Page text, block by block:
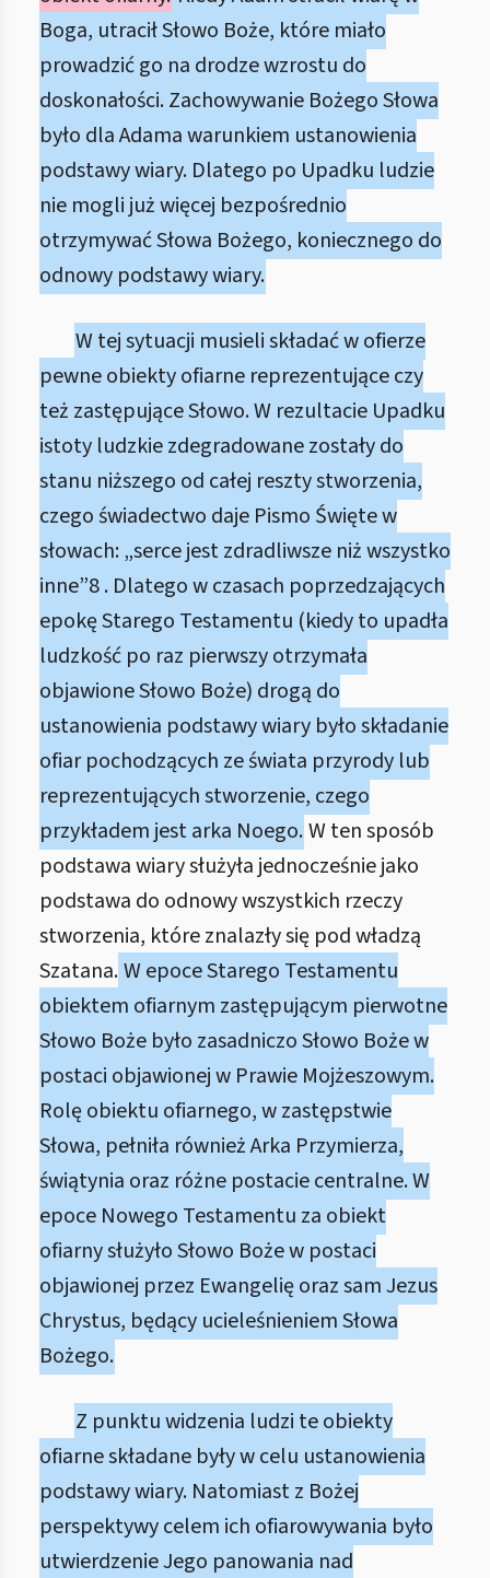
Boga, utracił Słowo Boże, które miało
prowadzić go na drodze wzrostu do
doskonałości. Zachowywanie Bożego Słowa
było dla Adama warunkiem ustanowienia
podstawy wiary. Dlatego po Upadku ludzie
nie mogli już więcej bezpośrednio
otrzymywać Słowa Bożego, koniecznego do
odnowy podstawy wiary.
W tej sytuacji musieli składać w ofierze
pewne obiekty ofiarne reprezentujące czy
też zastępujące Słowo. W rezultacie Upadku
istoty ludzkie zdegradowane zostały do
stanu niższego od całej reszty stworzenia,
czego świadectwo daje Pismo Święte w
słowach: „serce jest zdradliwsze niż wszystko
inne”8 . Dlatego w czasach poprzedzających
epokę Starego Testamentu (kiedy to upadła
ludzkość po raz pierwszy otrzymała
objawione Słowo Boże) drogą do
ustanowienia podstawy wiary było składanie
ofiar pochodzących ze świata przyrody lub
reprezentujących stworzenie, czego
przykładem jest arka Noego.W ten sposób
podstawa wiary służyła jednocześnie jako
podstawa do odnowy wszystkich rzeczy
stworzenia, które znalazły się pod władzą
Szatana.W epoce Starego Testamentu
obiektem ofiarnym zastępującym pierwotne
Słowo Boże było zasadniczo Słowo Boże w
postaci objawionej w Prawie Mojżeszowym.
Rolę obiektu ofiarnego, w zastępstwie
Słowa, pełniła również Arka Przymierza,
świątynia oraz różne postacie centralne. W
epoce Nowego Testamentu za obiekt
ofiarny służyło Słowo Boże w postaci
objawionej przez Ewangelię oraz sam Jezus
Chrystus, będący ucieleśnieniem Słowa
Bożego.
Z punktu widzenia ludzi te obiekty
ofiarne składane były w celu ustanowienia
podstawy wiary. Natomiast z Bożej
perspektywy celem ich ofiarowywania było
utwierdzenie Jego panowania nad